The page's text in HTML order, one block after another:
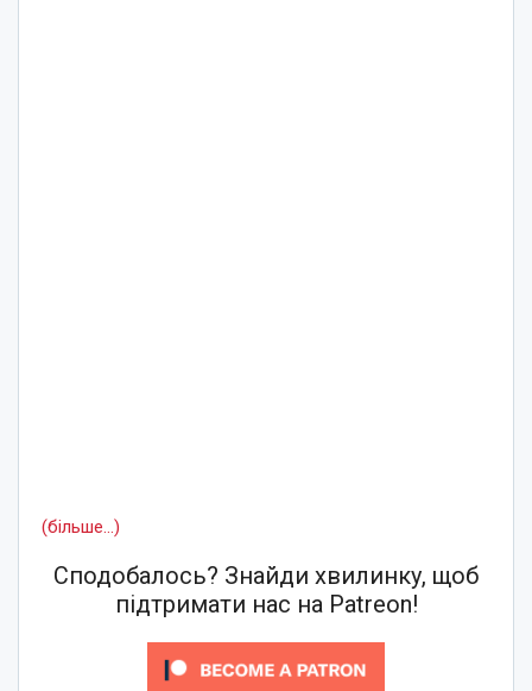
(більше…)
Сподобалось? Знайди хвилинку, щоб
підтримати нас на Patreon!